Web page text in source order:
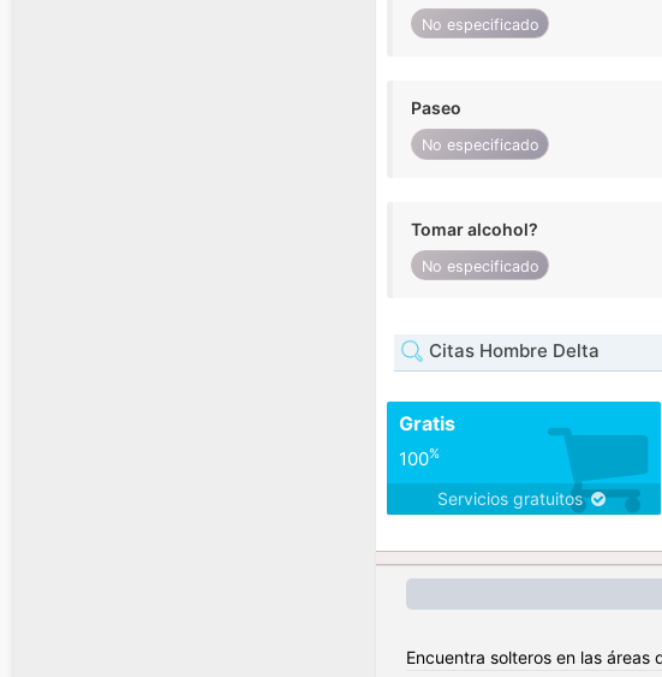
No especificado
Paseo
No especificado
Tomar alcohol?
No especificado
Citas Hombre Delta
Gratis
100%
Servicios gratuitos
Encuentra solteros en las áreas